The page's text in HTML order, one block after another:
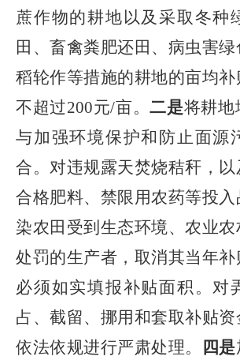
蔗作物的耕地以及采取冬种
田、畜禽粪肥还田、病虫害
稻轮作等措施的耕地的亩均
不超过200元/亩。二是将耕地
与加强环境保护和防止面源
合。对违规露天焚烧秸秆，
合格肥料、禁限用农药等投
染农田受到生态环境、农业农
处罚的生产者，取消其当年补
必须如实填报补贴面积。对
占、截留、挪用和套取补贴
依法依规进行严肃处理。 四是